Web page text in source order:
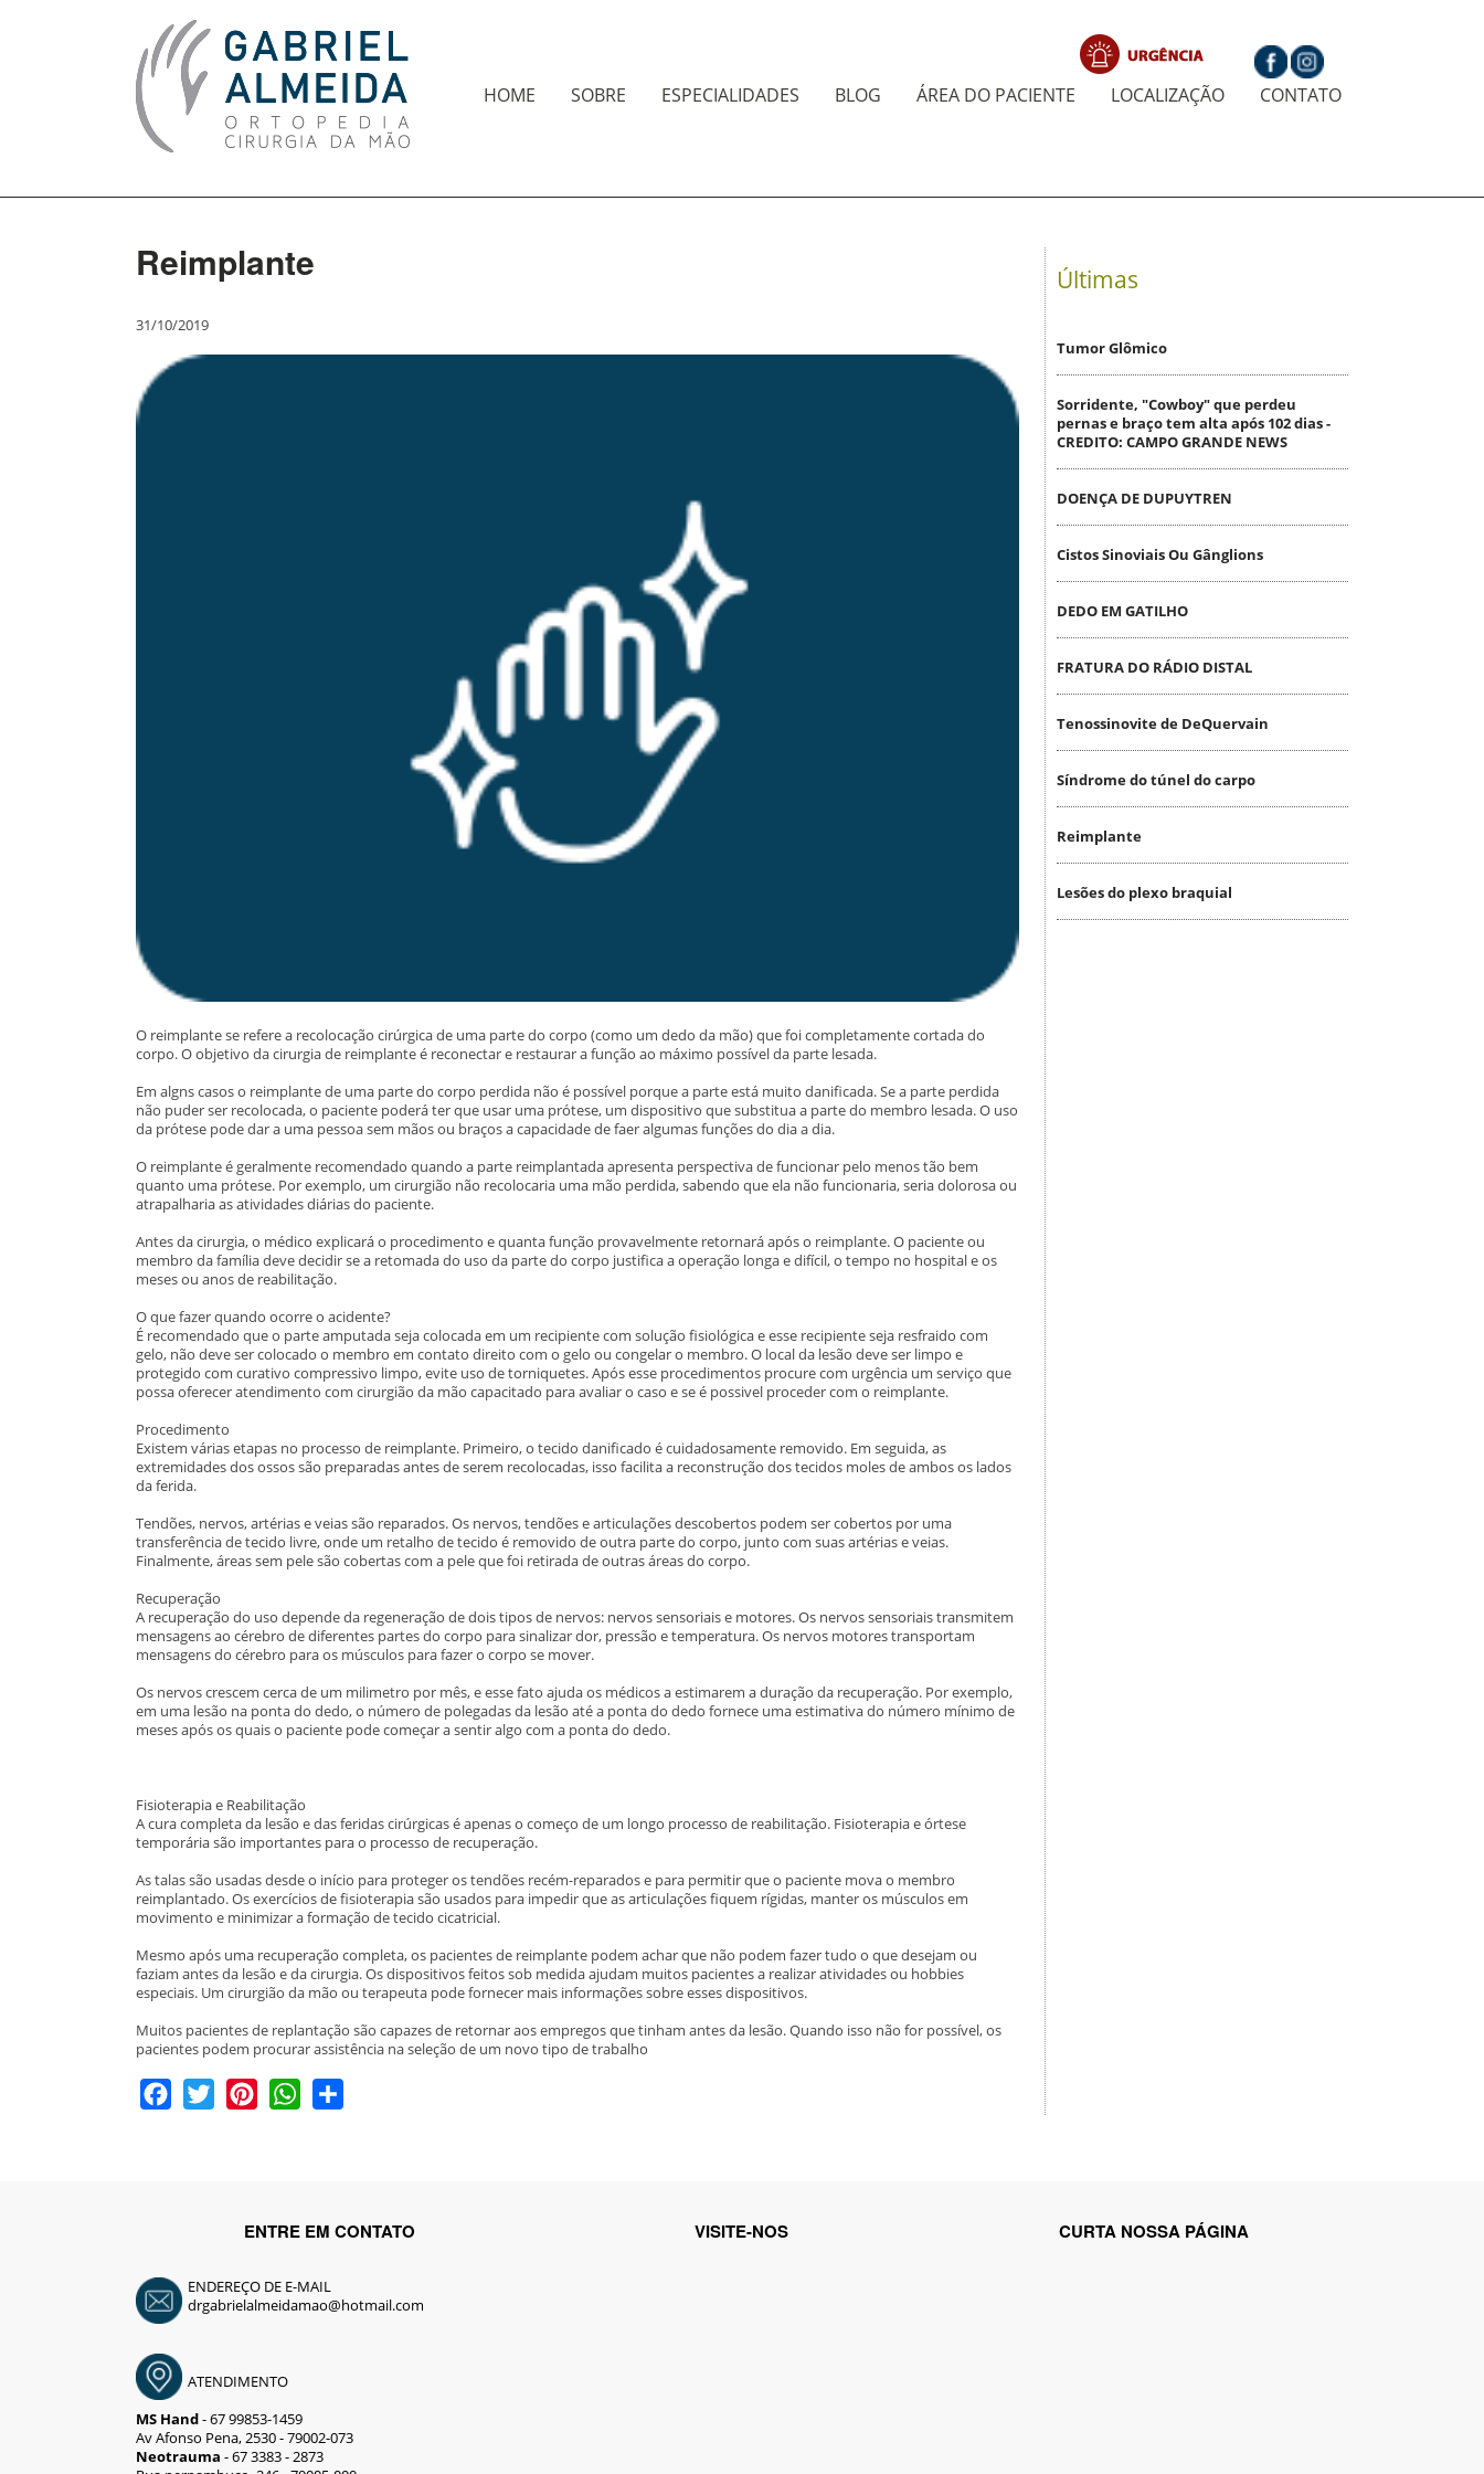
HOME SOBRE ESPECIALIDADES BLOG ÁREA DO PACIENTE LOCALIZAÇÃO CONTATO
Últimas
Tumor Glômico
Sorridente, "Cowboy" que perdeu
pernas e braço tem alta após 102 dias -
CREDITO: CAMPO GRANDE NEWS
DOENÇA DE DUPUYTREN
Cistos Sinoviais Ou Gânglions
DEDO EM GATILHO
FRATURA DO RÁDIO DISTAL
Tenossinovite de DeQuervain
Síndrome do túnel do carpo
Reimplante
Lesões do plexo braquial
Reimplante
31/10/2019
O reimplante se refere a recolocação cirúrgica de uma parte do corpo (como um dedo da mão) que foi completamente cortada do
corpo. O objetivo da cirurgia de reimplante é reconectar e restaurar a função ao máximo possível da parte lesada.
Em algns casos o reimplante de uma parte do corpo perdida não é possível porque a parte está muito danificada. Se a parte perdida
não puder ser recolocada, o paciente poderá ter que usar uma prótese, um dispositivo que substitua a parte do membro lesada. O uso
da prótese pode dar a uma pessoa sem mãos ou braços a capacidade de faer algumas funções do dia a dia.
O reimplante é geralmente recomendado quando a parte reimplantada apresenta perspectiva de funcionar pelo menos tão bem
quanto uma prótese. Por exemplo, um cirurgião não recolocaria uma mão perdida, sabendo que ela não funcionaria, seria dolorosa ou
atrapalharia as atividades diárias do paciente.
Antes da cirurgia, o médico explicará o procedimento e quanta função provavelmente retornará após o reimplante. O paciente ou
membro da família deve decidir se a retomada do uso da parte do corpo justifica a operação longa e difícil, o tempo no hospital e os
meses ou anos de reabilitação.
O que fazer quando ocorre o acidente?
É recomendado que o parte amputada seja colocada em um recipiente com solução fisiológica e esse recipiente seja resfraido com
gelo, não deve ser colocado o membro em contato direito com o gelo ou congelar o membro. O local da lesão deve ser limpo e
protegido com curativo compressivo limpo, evite uso de torniquetes. Após esse procedimentos procure com urgência um serviço que
possa oferecer atendimento com cirurgião da mão capacitado para avaliar o caso e se é possivel proceder com o reimplante.
Procedimento
Existem várias etapas no processo de reimplante. Primeiro, o tecido danificado é cuidadosamente removido. Em seguida, as
extremidades dos ossos são preparadas antes de serem recolocadas, isso facilita a reconstrução dos tecidos moles de ambos os lados
da ferida.
Tendões, nervos, artérias e veias são reparados. Os nervos, tendões e articulações descobertos podem ser cobertos por uma
transferência de tecido livre, onde um retalho de tecido é removido de outra parte do corpo, junto com suas artérias e veias.
Finalmente, áreas sem pele são cobertas com a pele que foi retirada de outras áreas do corpo.
Recuperação
A recuperação do uso depende da regeneração de dois tipos de nervos: nervos sensoriais e motores. Os nervos sensoriais transmitem
mensagens ao cérebro de diferentes partes do corpo para sinalizar dor, pressão e temperatura. Os nervos motores transportam
mensagens do cérebro para os músculos para fazer o corpo se mover.
Os nervos crescem cerca de um milimetro por mês, e esse fato ajuda os médicos a estimarem a duração da recuperação. Por exemplo,
em uma lesão na ponta do dedo, o número de polegadas da lesão até a ponta do dedo fornece uma estimativa do número mínimo de
meses após os quais o paciente pode começar a sentir algo com a ponta do dedo.
Fisioterapia e Reabilitação
A cura completa da lesão e das feridas cirúrgicas é apenas o começo de um longo processo de reabilitação. Fisioterapia e órtese
temporária são importantes para o processo de recuperação.
As talas são usadas desde o início para proteger os tendões recém-reparados e para permitir que o paciente mova o membro
reimplantado. Os exercícios de fisioterapia são usados para impedir que as articulações fiquem rígidas, manter os músculos em
movimento e minimizar a formação de tecido cicatricial.
Mesmo após uma recuperação completa, os pacientes de reimplante podem achar que não podem fazer tudo o que desejam ou
faziam antes da lesão e da cirurgia. Os dispositivos feitos sob medida ajudam muitos pacientes a realizar atividades ou hobbies
especiais. Um cirurgião da mão ou terapeuta pode fornecer mais informações sobre esses dispositivos.
Muitos pacientes de replantação são capazes de retornar aos empregos que tinham antes da lesão. Quando isso não for possível, os
pacientes podem procurar assistência na seleção de um novo tipo de trabalho
Facebook
Twitter PinterestWhatsApp
ENTRE EM CONTATO
ENDEREÇO DE E-MAIL
drgabrielalmeidamao@hotmail.com
ATENDIMENTO
MS Hand- 67 99853-1459
Av Afonso Pena, 2530 - 79002-073
Neotrauma - 67 3383 - 2873
VISITE-NOS CURTA NOSSA PÁGINA